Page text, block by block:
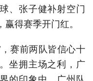
、张子健补射空门
得赛季开门红。
，赛前两队皆信心十
坐拥主场之利，广
的印象中，广州队